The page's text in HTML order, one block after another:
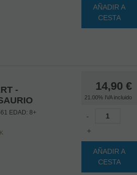
AÑADIR A
CESTA
-
EDAD: 8+
14,90 €
21.00% IVA incluido
-
+
AÑADIR A
CESTA